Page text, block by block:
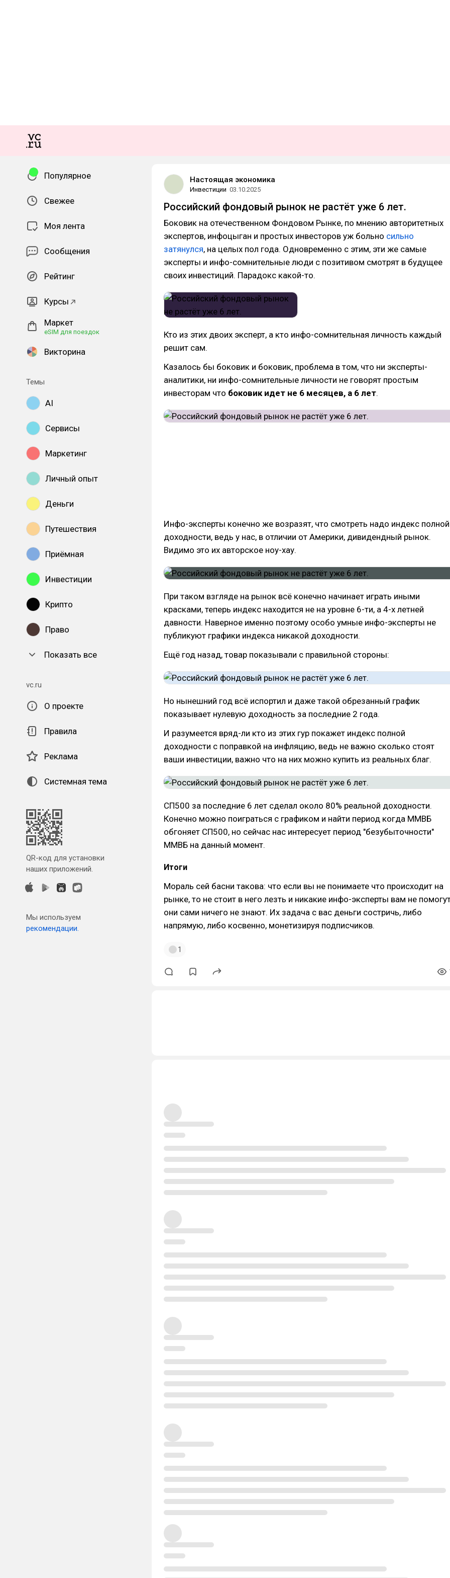
Популярное
Свежее
Моя лента
Сообщения
Рейтинг
Курсы
Маркет
eSIM для поездок
Викторина
Темы
AI
Сервисы
Маркетинг
Личный опыт
Деньги
Путешествия
Приёмная
Инвестиции
Крипто
Право
Показать все
vc.ru
О проекте
Правила
Реклама
Системная тема
QR-код для установки
наших приложений.
Мы используем
рекомендации.
Настоящая экономика
Инвестиции 03.10.2025
Российский фондовый рынок не растёт уже 6 лет.
Боковик на отечественном Фондовом Рынке, по мнению авторитетных
экспертов, инфоцыган и простых инвесторов уж больно сильно
затянулся, на целых пол года. Одновременно с этим, эти же самые
эксперты и инфо-сомнительные люди с позитивом смотрят в будущее
своих инвестиций. Парадокс какой-то.
Кто из этих двоих эксперт, а кто инфо-сомнительная личность каждый
решит сам.
Казалось бы боковик и боковик, проблема в том, что ни эксперты-
аналитики, ни инфо-сомнительные личности не говорят простым
инвесторам что боковик идет не 6 месяцев, а 6 лет.
Инфо-эксперты конечно же возразят, что смотреть надо индекс полной
доходности, ведь у нас, в отличии от Америки, дивидендный рынок.
Видимо это их авторское ноу-хау.
При таком взгляде на рынок всё конечно начинает играть иными
красками, теперь индекс находится не на уровне 6-ти, а 4-х летней
давности. Наверное именно поэтому особо умные инфо-эксперты не
публикуют графики индекса никакой доходности.
Ещё год назад, товар показывали с правильной стороны:
Но нынешний год всё испортил и даже такой обрезанный график
показывает нулевую доходность за последние 2 года.
И разумеется вряд-ли кто из этих гур покажет индекс полной
доходности с поправкой на инфляцию, ведь не важно сколько стоят
ваши инвестиции, важно что на них можно купить из реальных благ.
СП500 за последние 6 лет сделал около 80% реальной доходности.
Конечно можно поиграться с графиком и найти период когда ММВБ
обгоняет СП500, но сейчас нас интересует период "безубыточности"
ММВБ на данный момент.
Итоги
Мораль сей басни такова: что если вы не понимаете что происходит на
рынке, то не стоит в него лезть и никакие инфо-эксперты вам не
они сами ничего не знают. Их задача с вас деньги состричь, либо
напрямую, либо косвенно, монетизируя подписчиков.
1